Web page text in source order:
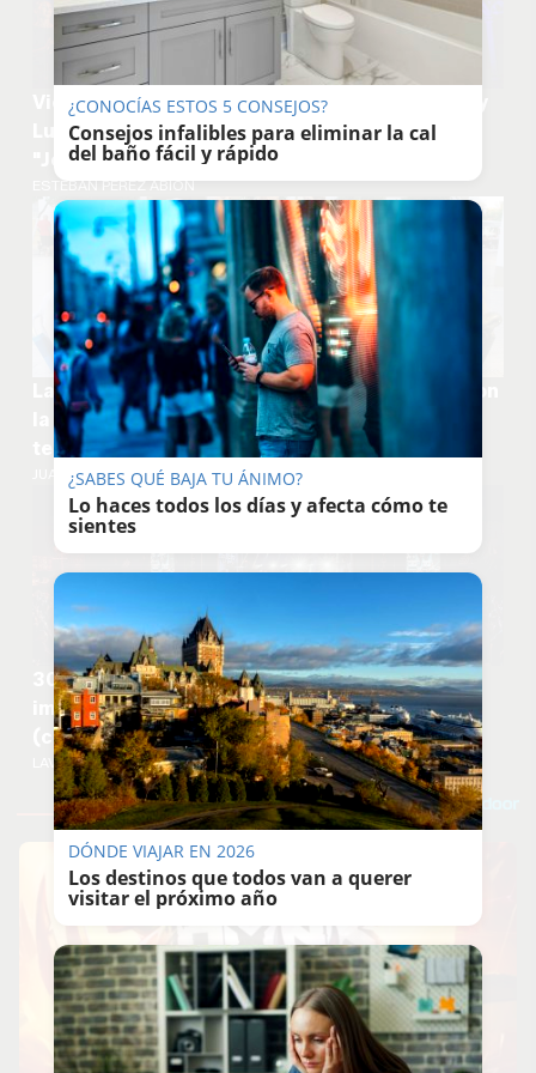
Viernes Flamenco en Rama (Bernardo Rubichi y
Luis Montoya 'Chanquita') y el espectáculo
"Jerez por Bulerías"
ESTEBAN PÉREZ ABIÓN
La Granja, a vista de dron y a pie de tertulias con
la 'fresquita': el 'pueblo' dentro de Jerez que
tenía una 'incubadora'
JUAN CARLOS TORO
30 años de M-Clan en el Tío Pepe Festival:
imágenes de una noche inolvidable en Jerez
(con 'Carolina' como himno)
LAVOZDELSUR.ES
¿CONOCÍAS ESTOS 5 CONSEJOS?
Consejos infalibles para eliminar la cal
del baño fácil y rápido
¿SABES QUÉ BAJA TU ÁNIMO?
Lo haces todos los días y afecta cómo te
sientes
DÓNDE VIAJAR EN 2026
Los destinos que todos van a querer
visitar el próximo año